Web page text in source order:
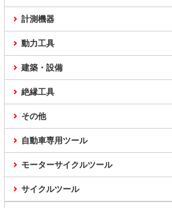
計測機器
動力工具
建築・設備
絶縁工具
その他
自動車専用ツール
モーターサイクルツール
サイクルツール